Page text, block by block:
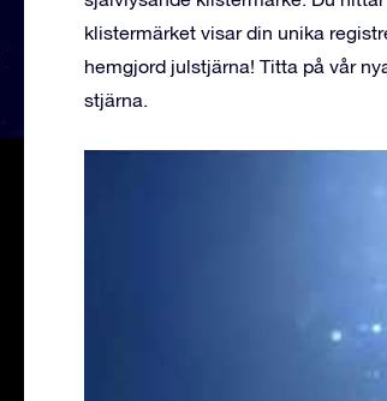
klistermärket visar din unika
hemgjord julstjärna! Titta på vår
stjärna.